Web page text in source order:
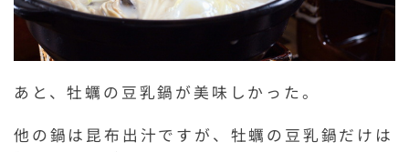
あと、牡蠣の豆乳鍋が美味しかった。
他の鍋は昆布出汁ですが、牡蠣の豆乳鍋だけは